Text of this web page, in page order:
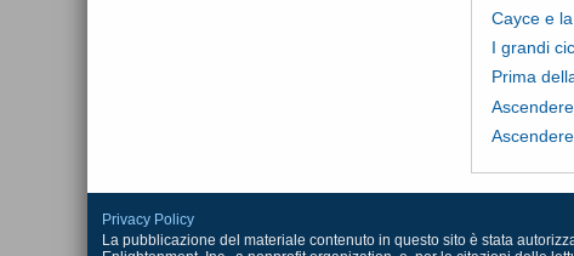
Cayce e
I grandi
Prima
Privacy Policy
La pubblicazione del materiale contenuto in questo sito è stata